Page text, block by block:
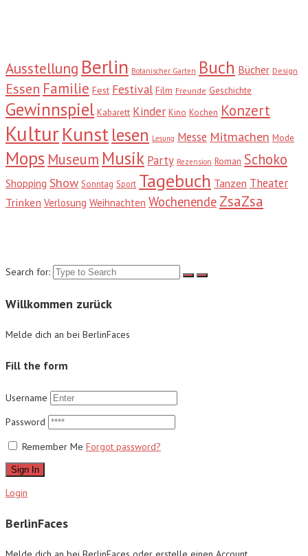
Ausstellung Berlin Botanischer Garten Buch Bücher Design
Essen Familie Fest Festival Film Freunde Geschichte
Gewinnspiel Kabarett Kinder Kino Kochen Konzert
KulturKunstlesen Lesung Messe Mitmachen Mode
Mops Museum Musik Party Rezension Roman Schoko
Shopping Show Sonntag Sport Tagebuch Tanzen Theater
Trinken Verlosung Weihnachten Wochenende ZsaZsa
Search for:
Willkommen zurück
Melde dich an bei BerlinFaces
Fill the form
Username
Password
Remember Me Forgot password?
Sign In
Login
BerlinFaces